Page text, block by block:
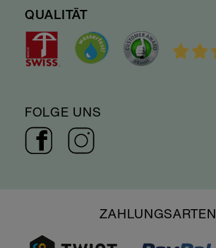
QUALITÄT
FOLGE UNS
ZAHLUNGSARTEN